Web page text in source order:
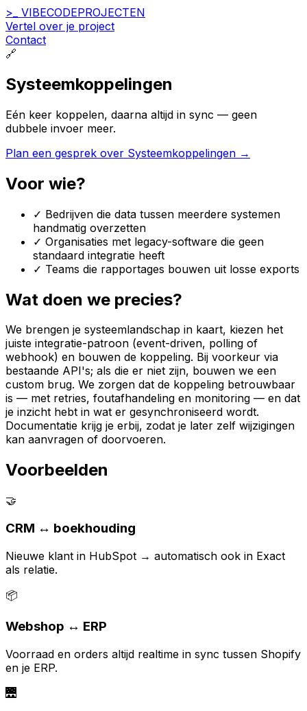
>_ VIBECODEPROJECTEN
Vertel over je project
Contact
🔗
Systeemkoppelingen
Eén keer koppelen, daarna altijd in sync — geen
dubbele invoer meer.
Plan een gesprek over Systeemkoppelingen →
Voor wie?
✓ Bedrijven die data tussen meerdere systemen
handmatig overzetten
✓ Organisaties met legacy-software die geen
standaard integratie heeft
✓ Teams die rapportages bouwen uit losse exports
Wat doen we precies?
We brengen je systeemlandschap in kaart, kiezen het
juiste integratie-patroon (event-driven, polling of
webhook) en bouwen de koppeling. Bij voorkeur via
bestaande API's; als die er niet zijn, bouwen we een
custom brug. We zorgen dat de koppeling betrouwbaar
is — met retries, foutafhandeling en monitoring — en dat
je inzicht hebt in wat er gesynchroniseerd wordt.
Documentatie krijg je erbij, zodat je later zelf wijzigingen
kan aanvragen of doorvoeren.
Voorbeelden
🤝
CRM ↔ boekhouding
Nieuwe klant in HubSpot → automatisch ook in Exact
als relatie.
📦
Webshop ↔ ERP
Voorraad en orders altijd realtime in sync tussen Shopify
en je ERP.
🌉